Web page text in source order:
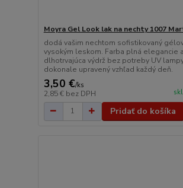
Moyra Gel Look lak na nechty 1007
dodá vašim nechtom sofistikovaný
vysokým leskom. Farba plná elegancie a
dlhotrvajúca výdrž bez potreby UV
dokonale upravený vzhľad každý deň.
3,50 €/ks
2,85 € bez DPH
Pridať do košíka